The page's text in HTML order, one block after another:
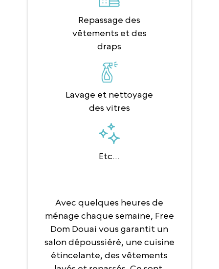
Repassage des
vêtements et des
draps
Lavage et nettoyage
des vitres
Etc...
Avec quelques heures de
ménage chaque semaine, Free
Dom Douai vous garantit un
salon dépoussiéré, une cuisine
étincelante, des vêtements